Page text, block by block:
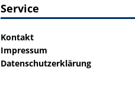
Service
Kontakt
Impressum
Datenschutzerklärung